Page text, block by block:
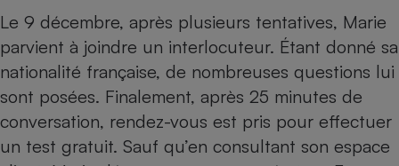
Le 9 décembre, après plusieurs tentatives, Marie
parvient à joindre un interlocuteur. Étant donné sa
nationalité française, de nombreuses questions lui
sont posées. Finalement, après 25 minutes de
conversation, rendez-vous est pris pour effectuer
un test gratuit. Sauf qu’en consultant son espace
Lave-linge
Radiateur électrique
Antimoustique